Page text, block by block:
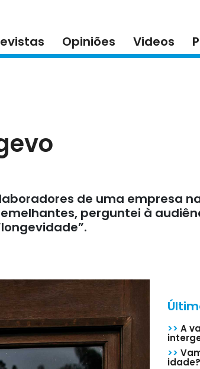
Opiniões Videos
de uma empresa
perguntei à
>> A
>>